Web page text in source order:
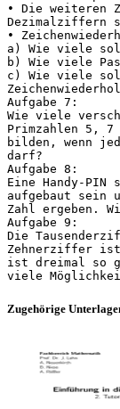
• Die weiteren
Dezimalziffern
•
a) Wie viele
b) Wie viele
c) Wie viele
Aufgabe 7:
Wie viele
Primzahlen 5, 7
bilden, wenn
darf?
Aufgabe 8:
Eine Handy-
aufgebaut sein
Zahl ergeben.
Aufgabe 9:
Die
Zehnerziffer
ist dreimal so
Zugehörige